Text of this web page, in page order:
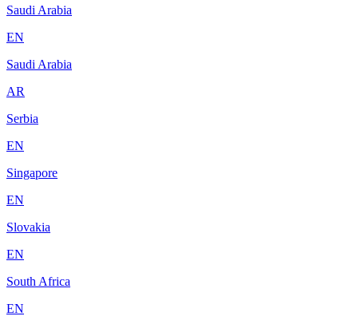
Saudi Arabia
EN
Saudi Arabia
AR
Serbia
EN
Singapore
EN
Slovakia
EN
South Africa
EN